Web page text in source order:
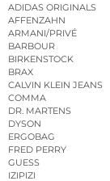
ADIDAS ORIGINALS
AFFENZAHN
ARMANI/PRIVÉ
BARBOUR
BIRKENSTOCK
BRAX
CALVIN KLEIN JEANS
COMMA
DR. MARTENS
DYSON
ERGOBAG
FRED PERRY
GUESS
IZIPIZI